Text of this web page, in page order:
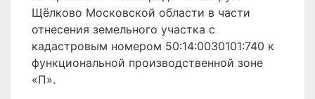
Щёлково Московской области в части
отнесения земельного участка с
кадастровым номером 50:14:0030101:740 к
функциональной производственной зоне
«П».